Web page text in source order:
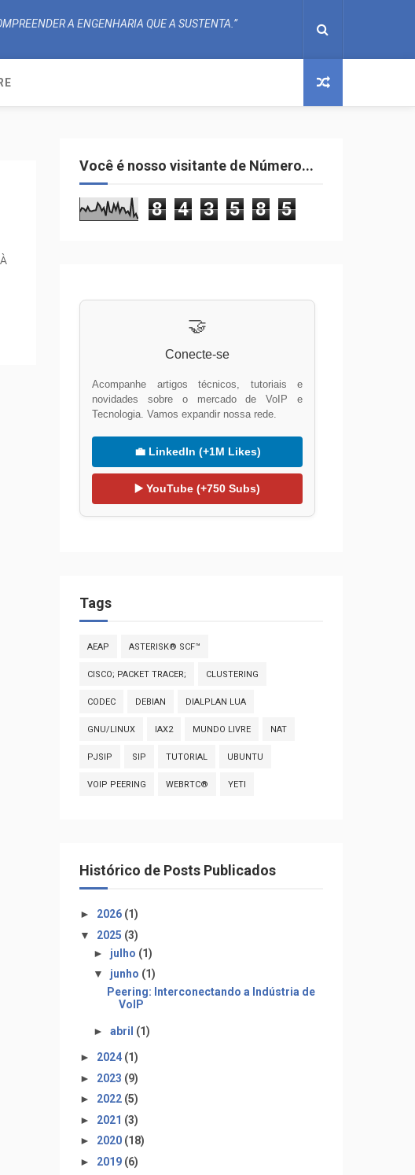
A ENGENHARIA QUE A SUSTENTA.”
Você é nosso visitante de Número...
8 4 3 5 8 5
🤝
Conecte-se
Acompanhe artigos técnicos, tutoriais e
novidades sobre o mercado de VoIP e
Tecnologia. Vamos expandir nossa rede.
💼 LinkedIn (+1M Likes)
▶️ YouTube (+750 Subs)
Tags
AEAP ASTERISK® SCF™
CISCO; PACKET TRACER; CLUSTERING
CODEC DEBIAN DIALPLAN LUA
GNU/LINUX IAX2 MUNDO LIVRE NAT
PJSIP SIP TUTORIAL UBUNTU
VOIP PEERING WEBRTC® YETI
Histórico de Posts Publicados
► 2026 (1)
▼ 2025 (3)
► julho (1)
▼ junho (1)
Peering: Interconectando a Indústria de
VoIP
► abril (1)
► 2024 (1)
► 2023 (9)
► 2022 (5)
► 2021 (3)
► 2020 (18)
► 2019 (6)